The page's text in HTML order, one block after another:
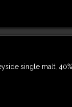
single malt,